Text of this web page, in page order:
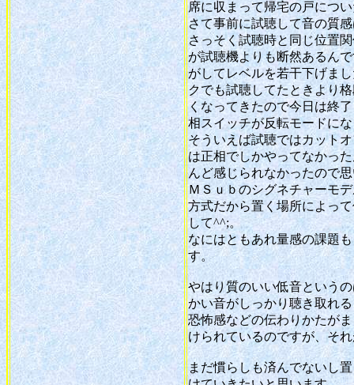
席に収まって帰宅の戸につ
さて事前に試聴して音の質
さっそく試聴時と同じ位置
が試聴機よりも断然あるん
がしてレベルを若干下げま
クでも試聴してたときより
くなってきたので今日は終
相スイッチが反転モードに
そういえば試聴ではカット
は正相でしかやってなかっ
んど感じられなかったので
ＭＳｕｂのシグネチャーモ
方式だから置く場所によっ
して^^;。
なにはともあれ量感の課題
す。
やはり質のいい低音という
かい音がしっかり聴き取れ
恐怖感などの伝わりかたが
けられているのですが、そ
まだ慣らしも済んでないし